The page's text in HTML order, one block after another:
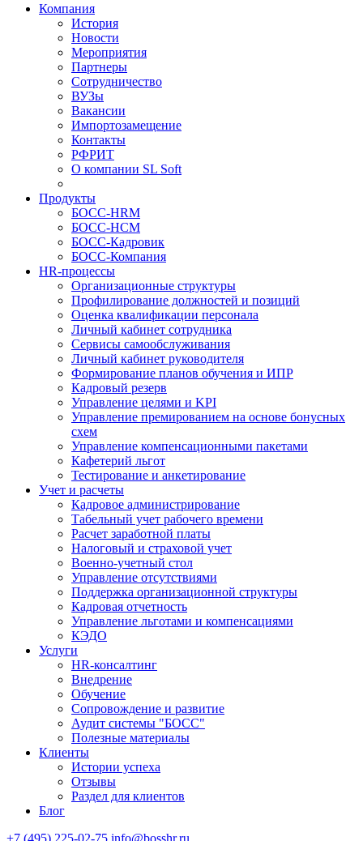
Компания
История
Новости
Мероприятия
Партнеры
Сотрудничество
ВУЗы
Вакансии
Импортозамещение
Контакты
РФРИТ
О компании SL Soft
Продукты
БОСС-HRM
БОСС-HCM
БОСС-Кадровик
БОСС-Компания
HR-процессы
Организационные структуры
Профилирование должностей и позиций
Оценка квалификации персонала
Личный кабинет сотрудника
Сервисы самообслуживания
Личный кабинет руководителя
Формирование планов обучения и ИПР
Кадровый резерв
Управление целями и KPI
Управление премированием на основе бонусных
схем
Управление компенсационными пакетами
Кафетерий льгот
Тестирование и анкетирование
Учет и расчеты
Кадровое администрирование
Табельный учет рабочего времени
Расчет заработной платы
Налоговый и страховой учет
Военно-учетный стол
Управление отсутствиями
Поддержка организационной структуры
Кадровая отчетность
Управление льготами и компенсациями
КЭДО
Услуги
HR-консалтинг
Внедрение
Обучение
Сопровождение и развитие
Аудит системы "БОСС"
Полезные материалы
Клиенты
Истории успеха
Отзывы
Раздел для клиентов
Блог
+7 (495) 225-02-75 info@bosshr.ru